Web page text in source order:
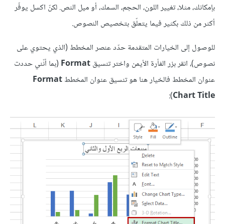
بإمكانك، مثلا، تغيير اللون، الحجم، السمك، أو ميل النص. لكنّ اكسل يوفّر
أكثر من ذلك بكثير فيما يتعلّق بتخصيص النصوص.
للوصول إلى الخيارات المتقدمة حدّد عنصر المخطط (الذي يحتوي على
نصوص)، انقر بزر الفأرة الأيمن واختر تنسيقFormat (بما أنّني حددت
عنوان المخطط فالخيار هنا هو تنسيق عنوان المخططFormat
Chart Title
):